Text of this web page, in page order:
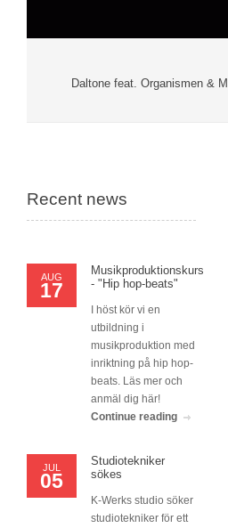
Daltone feat. Organismen &
Recent news
AUG
17
Musikproduktionskurs
- "Hip hop-beats"
I höst kör vi en
utbildning i
musikproduktion med
inriktning på hip hop-
beats. Läs mer och
anmäl dig här!
Continue reading
JUL
05
Studiotekniker
sökes
K-Werks studio söker
studiotekniker för ett